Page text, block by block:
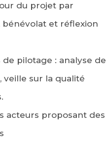
du projet par
bénévolat et réflexion
pilotage : analyse de
veille sur la qualité
acteurs proposant des